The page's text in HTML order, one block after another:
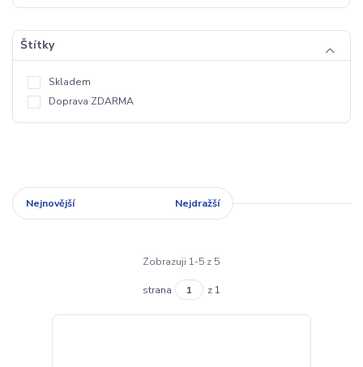
Štítky
Skladem
Doprava ZDARMA
Nejnovější Nejdražší
Zobrazuji 1-5 z 5
strana z 1